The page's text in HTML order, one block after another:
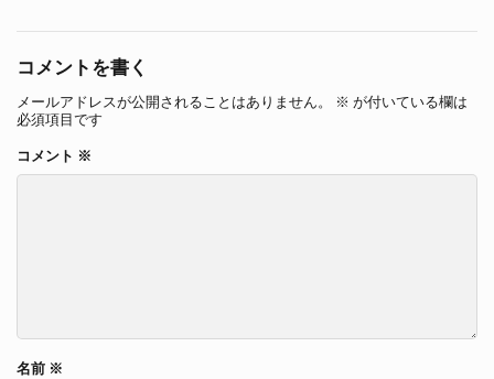
コメントを書く
メールアドレスが公開されることはありません。 ※ が付いている欄は
必須項目です
コメント ※
名前 ※